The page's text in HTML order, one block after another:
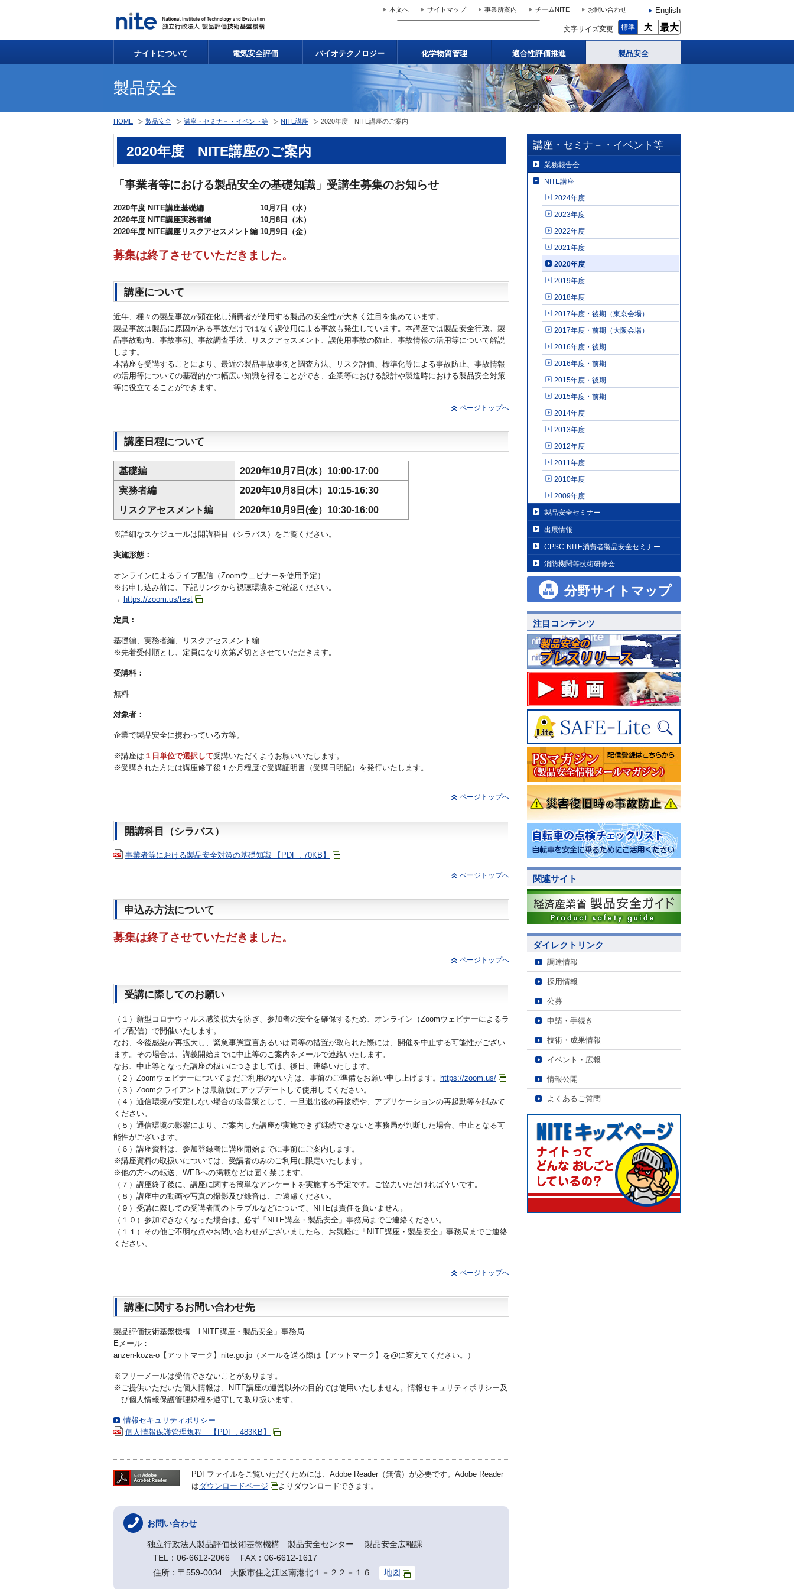
本文へ サイトマップ 事業所案内 チームNITE お問い合わせ English
文字サイズ変更 標準 大 最大
ナイトについて 電気安全評価 バイオテクノロジー 化学物質管理 適合性評価推進 製品安全
製品安全
HOME 製品安全 講座・セミナ－・イベント等 NITE講座 2020年度 NITE講座のご案内
2020年度 NITE講座のご案内
「事業者等における製品安全の基礎知識」受講生募集のお知らせ
2020年度 NITE講座基礎編 10月7日（水）
2020年度 NITE講座実務者編 10月8日（木）
2020年度 NITE講座リスクアセスメント編 10月9日（金）
募集は終了させていただきました。
講座について
近年、種々の製品事故が顕在化し消費者が使用する製品の安全性が大きく注目を集めています。
製品事故は製品に原因がある事故だけではなく誤使用による事故も発生しています。本講座では製品安全行政、製
品事故動向、事故事例、事故調査手法、リスクアセスメント、誤使用事故の防止、事故情報の活用等について解説
します。
本講座を受講することにより、最近の製品事故事例と調査方法、リスク評価、標準化等による事故防止、事故情報
の活用等についての基礎的かつ幅広い知識を得ることができ、企業等における設計や製造時における製品安全対策
等に役立てることができます。
ページトップへ
講座日程について
基礎編
2020年10月7日(水）10:00-17:00
実務者編
2020年10月8日(木）10:15-16:30
リスクアセスメント編
2020年10月9日(金）10:30-16:00
※詳細なスケジュールは開講科目（シラバス）をご覧ください。
実施形態：
オンラインによるライブ配信（Zoomウェビナーを使用予定）
※お申し込み前に、下記リンクから視聴環境をご確認ください。
→ https://zoom.us/test
定員：
基礎編、実務者編、リスクアセスメント編
※先着受付順とし、定員になり次第〆切とさせていただきます。
受講料：
無料
対象者：
企業で製品安全に携わっている方等。
※講座は １日単位で選択して受講いただくようお願いいたします。
※受講された方には講座修了後１か月程度で受講証明書（受講日明記）を発行いたします。
ページトップへ
開講科目（シラバス）
事業者等における製品安全対策の基礎知識 【PDF : 70KB】
ページトップへ
申込み方法について
募集は終了させていただきました。
ページトップへ
受講に際してのお願い
（１）新型コロナウィルス感染拡大を防ぎ、参加者の安全を確保するため、オンライン（Zoomウェビナーによるラ
イブ配信）で開催いたします。
なお、今後感染が再拡大し、緊急事態宣言あるいは同等の措置が取られた際には、開催を中止する可能性がござい
ます。その場合は、講義開始までに中止等のご案内をメールで連絡いたします。
なお、中止等となった講座の扱いにつきましては、後日、連絡いたします。
（２）Zoomウェビナーについてまだご利用のない方は、事前のご準備をお願い申し上げます。
https://zoom.us/
（３）Zoomクライアントは最新版にアップデートして使用してください。
（４）通信環境が安定しない場合の改善策として、一旦退出後の再接続や、アプリケーションの再起動等を試みて
ください。
（５）通信環境の影響により、ご案内した講座が実施できず継続できないと事務局が判断した場合、中止となる可
能性がございます。
（６）講座資料は、参加登録者に講座開始までに事前にご案内します。
※講座資料の取扱いについては、受講者のみのご利用に限定いたします。
※他の方への転送、WEBへの掲載などは固く禁じます。
（７）講座終了後に、講座に関する簡単なアンケートを実施する予定です。ご協力いただければ幸いです。
（８）講座中の動画や写真の撮影及び録音は、ご遠慮ください。
（９）受講に際しての受講者間のトラブルなどについて、NITEは責任を負いません。
（１０）参加できなくなった場合は、必ず「NITE講座・製品安全」事務局までご連絡ください。
（１１）その他ご不明な点やお問い合わせがございましたら、お気軽に「NITE講座・製品安全」事務局までご連絡
ください。
ページトップへ
講座に関するお問い合わせ先
製品評価技術基盤機構 ｢NITE講座・製品安全」事務局
Eメール：
anzen-koza-o【アットマーク】nite.go.jp（メールを送る際は【アットマーク】を@に変えてください。）
※フリーメールは受信できないことがあります。
※ご提供いただいた個人情報は、NITE講座の運営以外の目的では使用いたしません。情報セキュリティポリシー及
び個人情報保護管理規程を遵守して取り扱います。
情報セキュリティポリシー
個人情報保護管理規程 【PDF : 483KB】
PDFファイルをご覧いただくためには、Adobe Reader（無償）が必要です。Adobe Reader
はダウンロードページ よりダウンロードできます。
お問い合わせ
独立行政法人製品評価技術基盤機構 製品安全センター 製品安全広報課
TEL：06-6612-2066 FAX：06-6612-1617
住所：〒559-0034 大阪市住之江区南港北１－２２－１６
地図
講座・セミナ－・イベント等
業務報告会
NITE講座
2024年度
2023年度
2022年度
2021年度
2020年度
2019年度
2018年度
2017年度・後期（東京会場）
2017年度・前期（大阪会場）
2016年度・後期
2016年度・前期
2015年度・後期
2015年度・前期
2014年度
2013年度
2012年度
2011年度
2010年度
2009年度
製品安全セミナー
出展情報
CPSC-NITE消費者製品安全セミナー
消防機関等技術研修会
分野サイトマップ
注目コンテンツ
関連サイト
ダイレクトリンク
調達情報
採用情報
公募
申請・手続き
技術・成果情報
イベント・広報
情報公開
よくあるご質問